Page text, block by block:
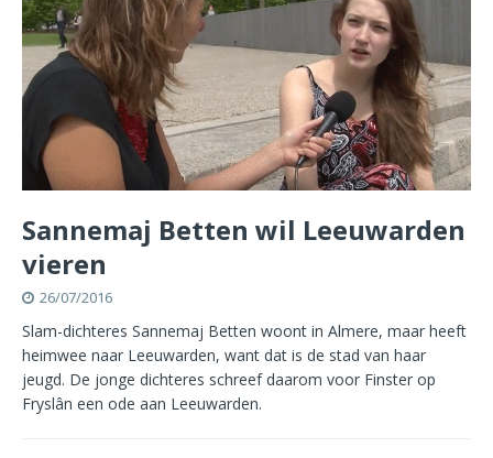
Sannemaj Betten wil Leeuwarden
vieren
26/07/2016
Slam-dichteres Sannemaj Betten woont in Almere, maar heeft
heimwee naar Leeuwarden, want dat is de stad van haar
jeugd. De jonge dichteres schreef daarom voor Finster op
Fryslân een ode aan Leeuwarden.